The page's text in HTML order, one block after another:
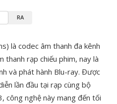
RA
là codec âm thanh đa kênh
thanh rạp chiếu phim, nay là
và phát hành Blu-ray. Được
lần đầu tại rạp cùng bộ
công nghệ này mang đến tối